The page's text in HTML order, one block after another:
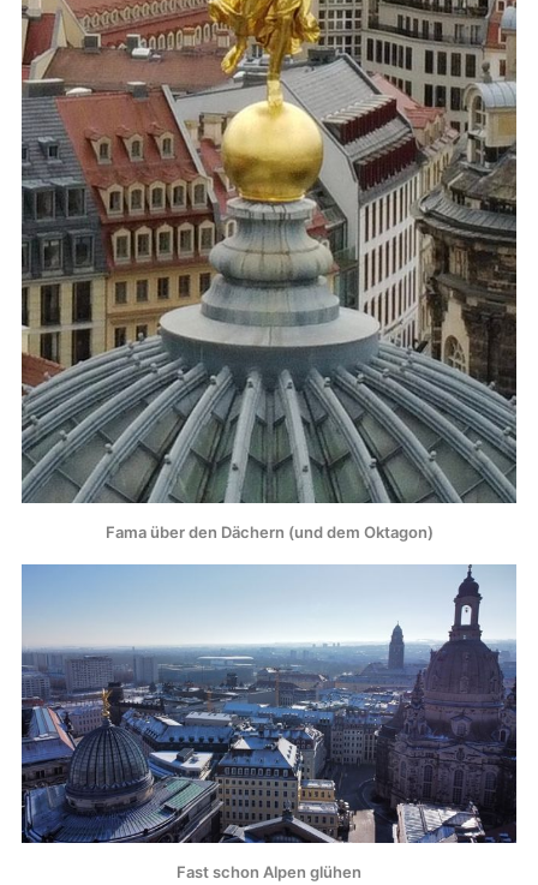
Fama über den Dächern (und dem Oktagon)
Fast schon Alpen glühen